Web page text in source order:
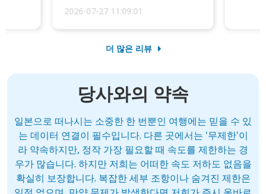
2026-07-27 11:09:01
더 많은 리뷰
당사와의 약속
일본으로 떠나시는 소중한 한 번뿐인 여행에는 믿을 수 있
는 데이터 연결이 필수입니다. 다른 곳에서는 '무제한'이
라 약속하지만, 정작 가장 필요할 때 속도를 제한하는 경
우가 많습니다. 하지만 저희는 어떠한 속도 저하도 없음을
확실히 보장합니다. 복잡한 세부 조항이나 숨겨진 제한은